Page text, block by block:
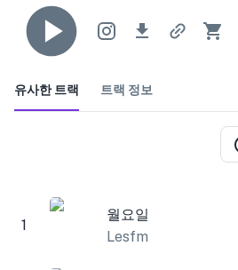
유사한 트랙 트랙 정보
1
월요일
Lesfm